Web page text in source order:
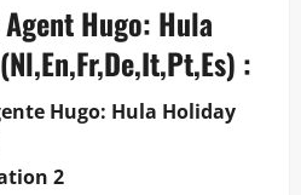
Hugo: Hula
:
Hugo: Hula Holiday
2